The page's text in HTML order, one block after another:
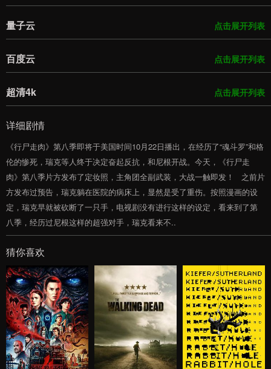
点击展开列表
量子云
点击展开列表
百度云
点击展开列表
超清4k
详细剧情
《行尸走肉》第八季即将于美国时间10月22日播出，在经历了“魂斗罗”和格
伦的惨死，瑞克等人终于决定奋起反抗，和尼根开战。今天，《行尸走
肉》第八季片方发布了定妆照，主角团全副武装，大战一触即发！ 之前片
方发布过预告，瑞克躺在医院的病床上，显然是受了重伤。按照漫画的设
定，瑞克早就被砍断了一只手，电视剧没有进行这样的设定，看来到了第
八季，经历过尼根这样的超强对手，瑞克看来不..
猜你喜欢